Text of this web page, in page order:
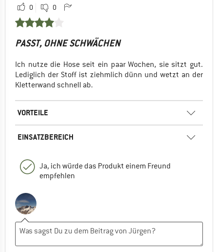
0 0
PASST, OHNE SCHWÄCHEN
Ich nutze die Hose seit ein paar Wochen, sie sitzt gut.
Lediglich der Stoff ist ziehmlich dünn und wetzt an der
Kletterwand schnell ab.
VORTEILE
EINSATZBEREICH
Ja, ich würde das Produkt einem Freund
empfehlen